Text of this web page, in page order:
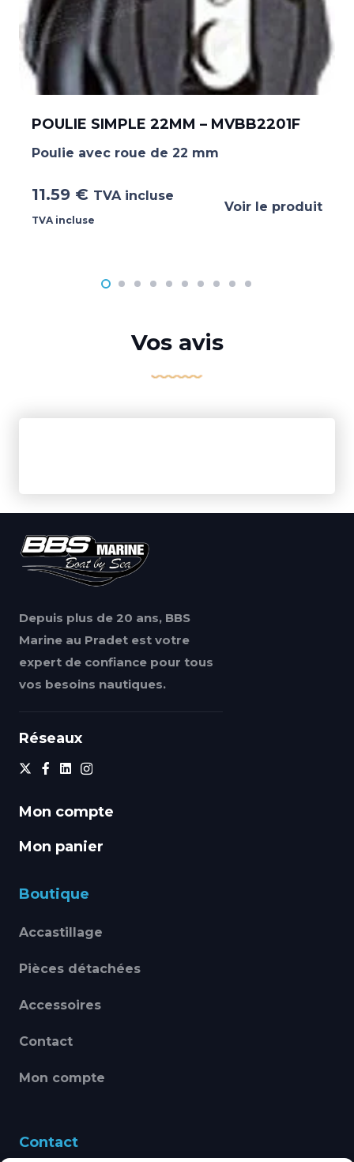
POULIE SIMPLE 22MM – MVBB2201F
Poulie avec roue de 22 mm
11.59 € TVA incluse
TVA incluse
Voir le produit
Vos avis
Depuis plus de 20 ans, BBS
Marine au Pradet est votre
expert de confiance pour tous
vos besoins nautiques.
Réseaux
Mon compte
Mon panier
Boutique
Accastillage
Pièces détachées
Accessoires
Contact
Mon compte
Contact